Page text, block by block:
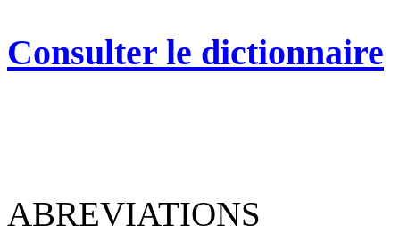
Consulter le dictionnaire
ABREVIATIONS